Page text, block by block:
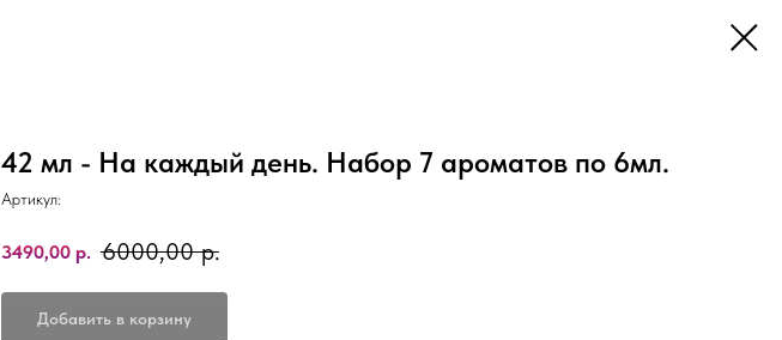
42 мл - На каждый день. Набор 7 ароматов по 6мл.
Артикул:
3490,00 р. 6000,00 р.
Добавить в корзину